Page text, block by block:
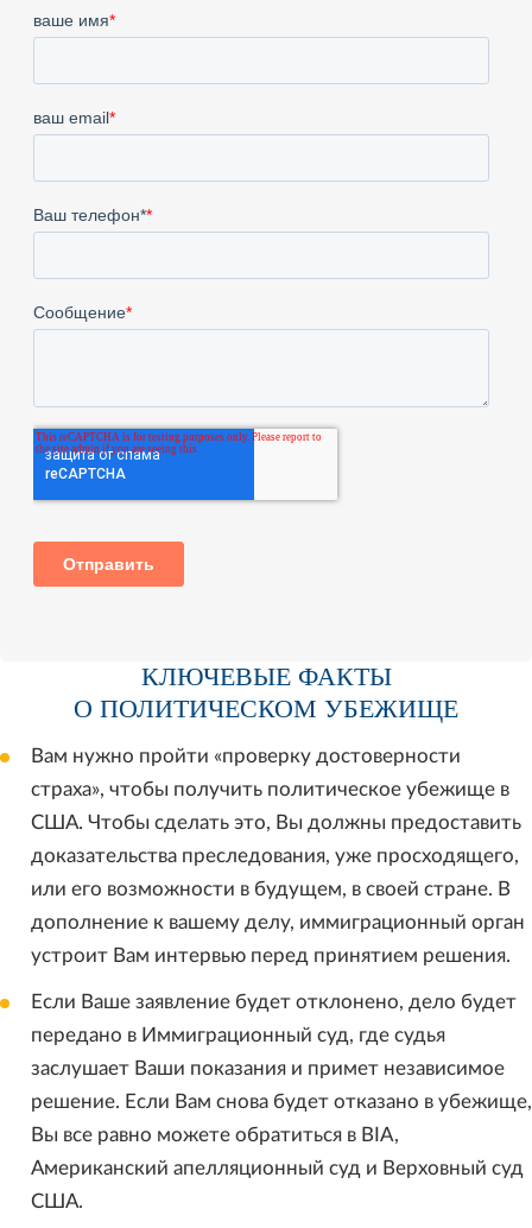
КЛЮЧЕВЫЕ ФАКТЫ
О ПОЛИТИЧЕСКОМ УБЕЖИЩЕ
Вам нужно пройти «проверку достоверности
страха», чтобы получить политическое убежище в
США. Чтобы сделать это, Вы должны предоставить
доказательства преследования, уже просходящего,
или его возможности в будущем, в своей стране. В
дополнение к вашему делу, иммиграционный орган
устроит Вам интервью перед принятием решения.
Если Ваше заявление будет отклонено, дело будет
передано в Иммиграционный суд, где судья
заслушает Ваши показания и примет независимое
решение. Если Вам снова будет отказано в убежище,
Вы все равно можете обратиться в BIA,
Американский апелляционный суд и Верховный суд
США.